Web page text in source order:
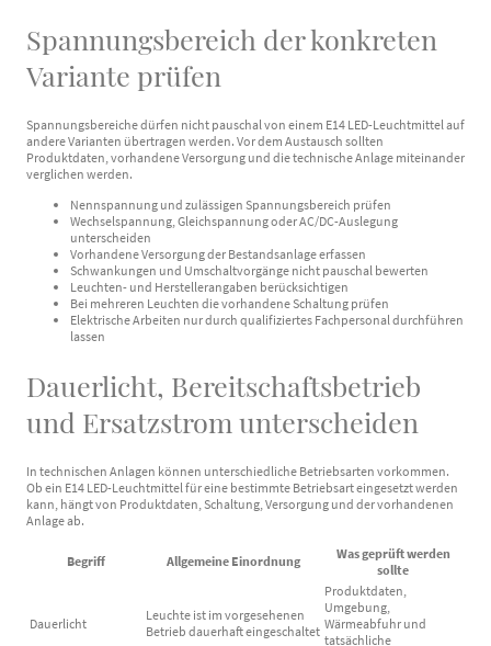
Spannungsbereich der konkreten
Variante prüfen
Spannungsbereiche dürfen nicht pauschal von einem E14 LED-Leuchtmittel auf
andere Varianten übertragen werden. Vor dem Austausch sollten
Produktdaten, vorhandene Versorgung und die technische Anlage miteinander
verglichen werden.
Nennspannung und zulässigen Spannungsbereich prüfen
Wechselspannung, Gleichspannung oder AC/DC-Auslegung
unterscheiden
Vorhandene Versorgung der Bestandsanlage erfassen
Schwankungen und Umschaltvorgänge nicht pauschal bewerten
Leuchten- und Herstellerangaben berücksichtigen
Bei mehreren Leuchten die vorhandene Schaltung prüfen
Elektrische Arbeiten nur durch qualifiziertes Fachpersonal durchführen
lassen
Dauerlicht, Bereitschaftsbetrieb
und Ersatzstrom unterscheiden
In technischen Anlagen können unterschiedliche Betriebsarten vorkommen.
Ob ein E14 LED-Leuchtmittel für eine bestimmte Betriebsart eingesetzt werden
kann, hängt von Produktdaten, Schaltung, Versorgung und der vorhandenen
Anlage ab.
Begriff Allgemeine Einordnung
Was geprüft werden
sollte
Dauerlicht
Leuchte ist im vorgesehenen
Betrieb dauerhaft eingeschaltet
Produktdaten,
Umgebung,
Wärmeabfuhr und
tatsächliche